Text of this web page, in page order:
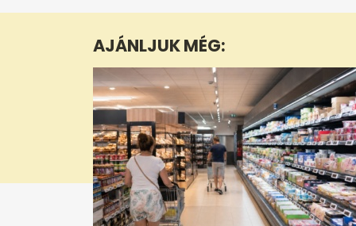
47
0%
AJÁNLJUK MÉG: